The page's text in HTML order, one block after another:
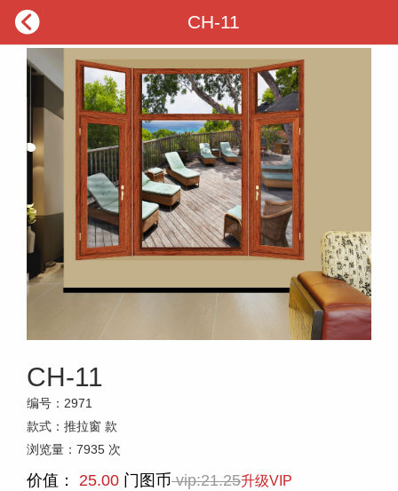
 CH-11
CH-11
编号： 2971
款式： 推拉窗 款
浏览量： 7935 次
价值： 25.00 门图币vip:21.25升级VIP